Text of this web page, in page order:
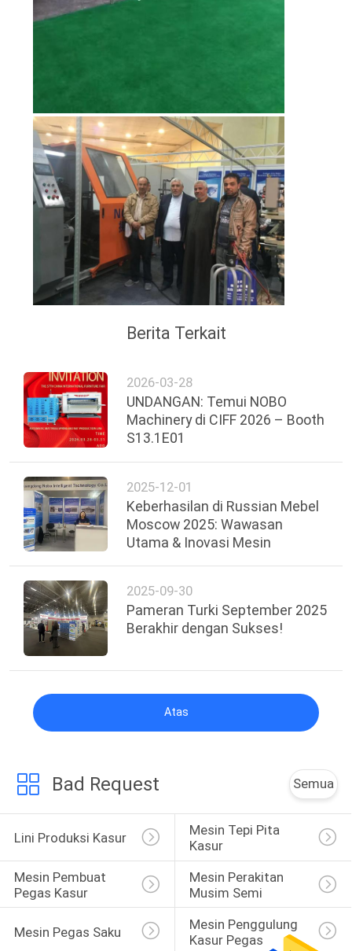
Berita Terkait
2026-03-28
UNDANGAN: Temui NOBO
Machinery di CIFF 2026 – Booth
S13.1E01
2025-12-01
Keberhasilan di Russian Mebel
Moscow 2025: Wawasan
Utama & Inovasi Mesin
2025-09-30
Pameran Turki September 2025
Berakhir dengan Sukses!
Atas
Bad Request Semua
Lini Produksi Kasur
Mesin Tepi Pita
Kasur
Mesin Pembuat
Pegas Kasur
Mesin Perakitan
Musim Semi
Mesin Pegas Saku
Mesin Penggulung
Kasur Pegas